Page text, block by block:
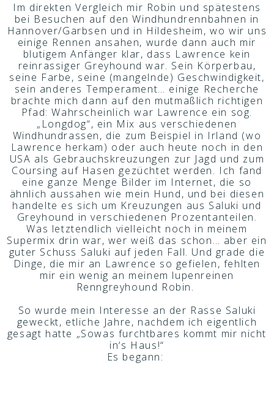
Im direkten Vergleich mir Robin und spätestens
bei Besuchen auf den Windhundrennbahnen in
Hannover/Garbsen und in Hildesheim, wo wir uns
einige Rennen ansahen, wurde dann auch mir
blutigem Anfänger klar, dass Lawrence kein
reinrassiger Greyhound war. Sein Körperbau,
seine Farbe, seine (mangelnde) Geschwindigkeit,
sein anderes Temperament… einige Recherche
brachte mich dann auf den mutmaßlich richtigen
Pfad: Wahrscheinlich war Lawrence ein sog.
„Longdog“, ein Mix aus verschiedenen
Windhundrassen, die zum Beispiel in Irland (wo
Lawrence herkam) oder auch heute noch in den
USA als Gebrauchskreuzungen zur Jagd und zum
Coursing auf Hasen gezüchtet werden. Ich fand
eine ganze Menge Bilder im Internet, die so
ähnlich aussahen wie mein Hund, und bei diesen
handelte es sich um Kreuzungen aus Saluki und
Greyhound in verschiedenen Prozentanteilen.
Was letztendlich vielleicht noch in meinem
Supermix drin war, wer weiß das schon… aber ein
guter Schuss Saluki auf jeden Fall. Und grade die
Dinge, die mir an Lawrence so gefielen, fehlten
mir ein wenig an meinem lupenreinen
Renngreyhound Robin.
So wurde mein Interesse an der Rasse Saluki
geweckt, etliche Jahre, nachdem ich eigentlich
gesagt hatte „Sowas furchtbares kommt mir nicht
in‘s Haus!“
Es begann: